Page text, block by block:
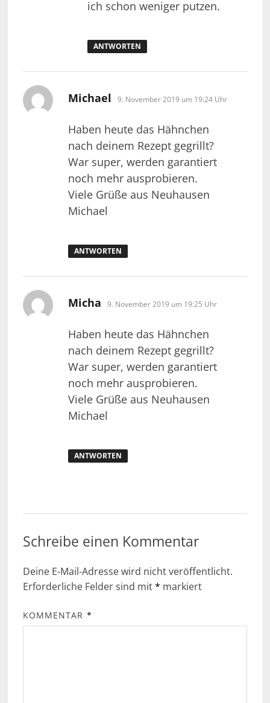
ich schon weniger putzen.
ANTWORTEN
Michael sagt:
9. November 2019 um 19:24 Uhr
Haben heute das Hähnchen
nach deinem Rezept gegrillt?
War super, werden garantiert
noch mehr ausprobieren.
Viele Grüße aus Neuhausen
Michael
ANTWORTEN
Micha sagt:
9. November 2019 um 19:25 Uhr
Haben heute das Hähnchen
nach deinem Rezept gegrillt?
War super, werden garantiert
noch mehr ausprobieren.
Viele Grüße aus Neuhausen
Michael
ANTWORTEN
Schreibe einen Kommentar
Deine E-Mail-Adresse wird nicht veröffentlicht.
Erforderliche Felder sind mit* markiert
KOMMENTAR *